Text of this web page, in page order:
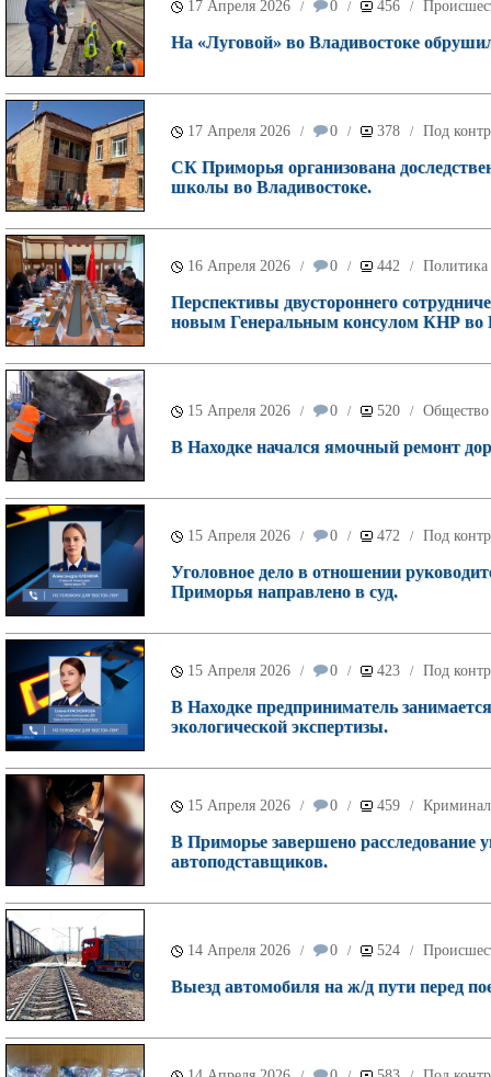
17 Апреля 2026 / 0 / 456 /
На «Луговой» во Владивостоке
17 Апреля 2026 / 0 / 378 / Под
СК Приморья организована
школы во Владивостоке.
16 Апреля 2026 / 0 / 442 / Политика
Перспективы двустороннего
новым Генеральным консулом КНР во
15 Апреля 2026 / 0 / 520 / Общество
В Находке начался ямочный ремонт
15 Апреля 2026 / 0 / 472 / Под
Уголовное дело в отношении
Приморья направлено в суд.
15 Апреля 2026 / 0 / 423 / Под
В Находке предприниматель
экологической экспертизы.
15 Апреля 2026 / 0 / 459 / Криминал
В Приморье завершено расследование
автоподставщиков.
14 Апреля 2026 / 0 / 524 /
Выезд автомобиля на ж/д пути перед